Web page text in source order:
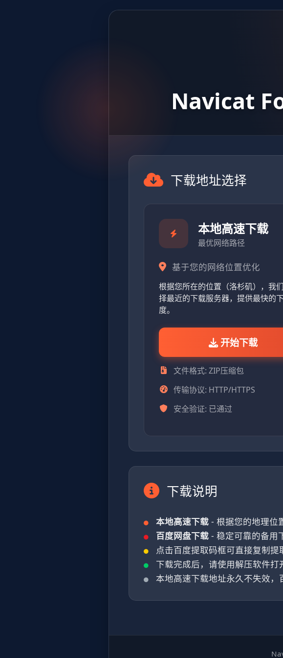
Navicat
下载地址选择
本地高速下载
最优网络路径
基于您的网络位置优化
根据您所在的位置（洛杉矶），我
择最近的下载服务器，提供最快的
度。
开始下载
文件格式: ZIP压缩包
传输协议: HTTP/HTTPS
安全验证: 已通过
下载说明
本地高速下载 - 根据您的地理位
百度网盘下载 - 稳定可靠的备用
点击百度提取码框可直接复制提
下载完成后，请使用解压软件打
本地高速下载地址永久不失效，